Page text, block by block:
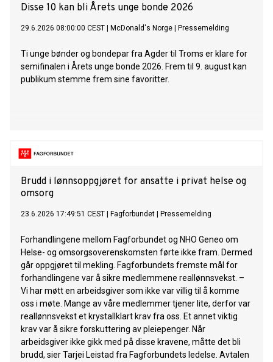
Disse 10 kan bli Årets unge bonde 2026
29.6.2026 08:00:00 CEST McDonald's Norge Pressemelding
Ti unge bønder og bondepar fra Agder til Troms er klare for
semifinalen i Årets unge bonde 2026. Frem til 9. august kan
publikum stemme frem sine favoritter.
Brudd i lønnsoppgjøret for ansatte i privat helse og
omsorg
23.6.2026 17:49:51 CEST Fagforbundet Pressemelding
Forhandlingene mellom Fagforbundet og NHO Geneo om
Helse- og omsorgsoverenskomsten førte ikke fram. Dermed
går oppgjøret til mekling. Fagforbundets fremste mål for
forhandlingene var å sikre medlemmene reallønnsvekst. –
Vi har møtt en arbeidsgiver som ikke var villig til å komme
oss i møte. Mange av våre medlemmer tjener lite, derfor var
reallønnsvekst et krystallklart krav fra oss. Et annet viktig
krav var å sikre forskuttering av pleiepenger. Når
arbeidsgiver ikke gikk med på disse kravene, måtte det bli
brudd, sier Tarjei Leistad fra Fagforbundets ledelse. Avtalen